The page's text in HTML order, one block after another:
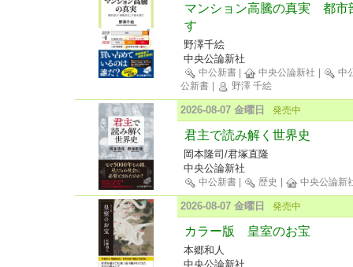
マンション高騰の真実 都市
す
野澤千絵
中央公論新社
中公新書 中央公論新社
中
公新書
野澤 千絵
2026-08-07 金曜日 発売中
君主で読み解く世界史
岡本隆司/君塚直隆
中央公論新社
中公新書 歴史 中央公論新
2026-08-07 金曜日 発売中
カラー版 皇室のお宝
本郷和人
中央公論新社